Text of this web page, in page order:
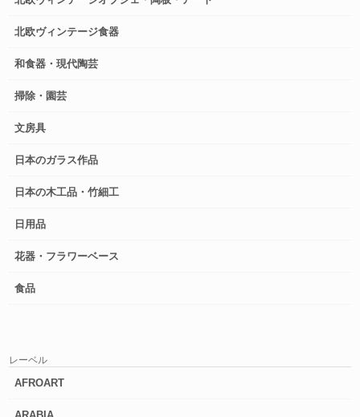
北欧ヴィンテージ食器
和食器・現代陶芸
掃除・園芸
文房具
日本のガラス作品
日本の木工品・竹細工
日用品
花器・フラワーベース
食品
レーベル
AFROART